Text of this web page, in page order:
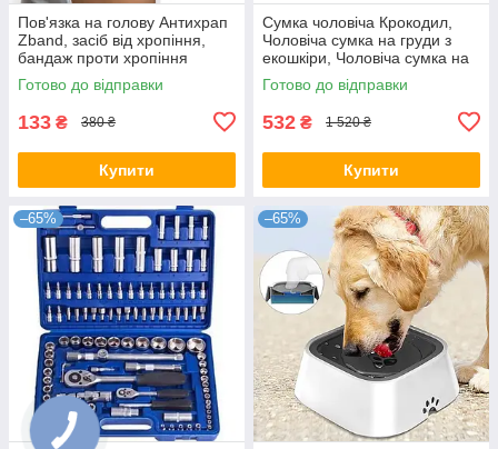
Пов'язка на голову Антихрап
Zband, засіб від хропіння,
бандаж проти хропіння
Готово до відправки
133 ₴ 380 ₴
Купити
Сумка чоловіча Крокодил,
Чоловіча сумка на груди з
екошкіри, Чоловіча сумка на
груди
Готово до відправки
532 ₴ 1 520 ₴
Купити
–65% –65%